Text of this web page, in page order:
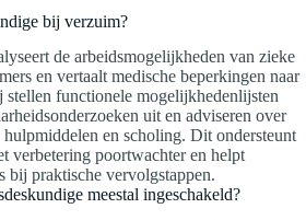
bij verzuim?
de arbeidsmogelijkheden van zieke
en vertaalt medische beperkingen naar
functionele mogelijkhedenlijsten
uit en adviseren over
hulpmiddelen en scholing. Dit ondersteunt
verbetering poortwachter en helpt
bij praktische vervolgstappen.
meestal ingeschakeld?